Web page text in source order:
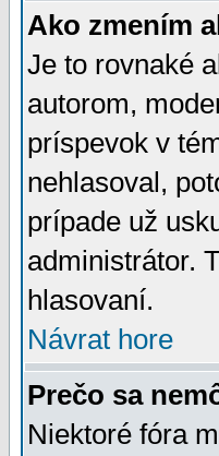
Ako zmením
Je to rovnaké
autorom,
príspevok v
nehlasoval,
prípade už
administrátor.
hlasovaní.
Návrat hore
Prečo sa
Niektoré fóra